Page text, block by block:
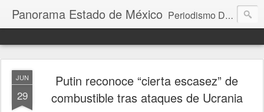
Panorama Estado de México Periodismo Digital
JUN
29
Putin reconoce “cierta escasez” de
combustible tras ataques de Ucrania